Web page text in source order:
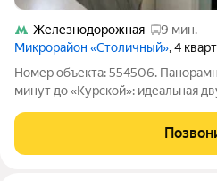
Железнодорожная
9 мин.
Микрорайон «Столичный», 4
Номер объекта: 554506.
минут до «Курской»: идеальная
рассветы. Просторная 2-
продуманной планировкой и